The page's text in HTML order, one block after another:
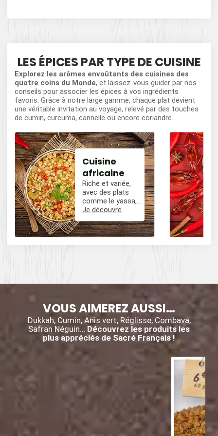
LES ÉPICES PAR TYPE DE CUISINE
Explorez les arômes envoûtants des cuisines des
quatre coins du Monde, et laissez-vous guider par nos
conseils pour associer les épices à vos ingrédients
favoris. Grâce à notre large gamme, chaque plat devient
une véritable invitation au voyage, relevé par des touches
de cumin, curcuma, cannelle ou encore coriandre.
Cuisine
africaine
Riche et variée,
avec des plats
comme le yassa,
le poulet mafé, et
épicées avec du
poivre, du cumin,
et des piments.
Je découvre
VOUS AIMEREZ AUSSI…
Dukkah, Cumin, Anis vert, Réglisse, Combava,
Safran Néguin… Découvrez les produits les
plus appréciés de Sacré Français !
6€
60 g